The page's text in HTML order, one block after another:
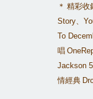
＊ 精彩收
Story、
To
唱
Jackson 5
情經典